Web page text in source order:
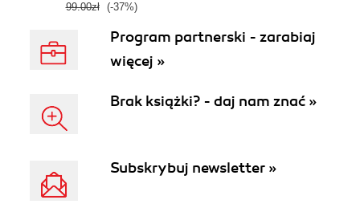
99.00zł (-37%)
Program partnerski - zarabiaj
więcej »
Brak książki? - daj nam znać »
Subskrybuj newsletter »